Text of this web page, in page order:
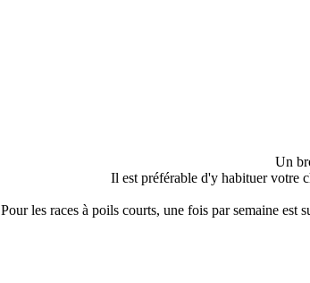
Un
Il est préférable d'y habituer votre
Pour les races à poils courts, une fois par semaine est